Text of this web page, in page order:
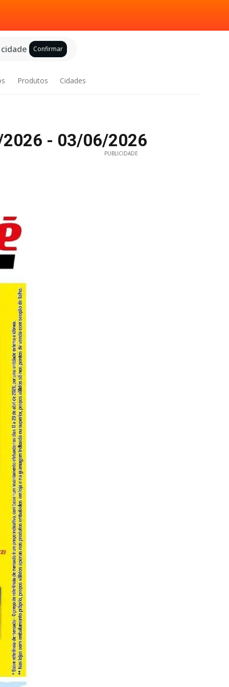
Confirmar
Produtos Cidades
2026 - 03/06/2026
PUBLICIDADE